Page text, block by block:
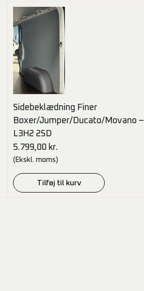
Sidebeklædning Finer
Boxer/Jumper/Ducato/Movano –
L3H2 2SD
5.799,00 kr.
(Ekskl. moms)
Tilføj til kurv